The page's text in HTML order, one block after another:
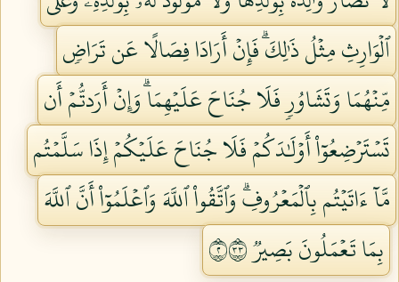
ٱلۡوَارِثِ مِثۡلُ ذَٰلِكَۗ فَإِنۡ أَرَادَا فِصَالًا عَن تَرَاضٖ
مِّنۡهُمَا وَتَشَاوُرٖ فَلَا جُنَاحَ عَلَيۡهِمَاۗ وَإِنۡ أَرَدتُّمۡ أَن
تَسۡتَرۡضِعُوٓاْ أَوۡلَٰدَكُمۡ فَلَا جُنَاحَ عَلَيۡكُمۡ إِذَا سَلَّمۡتُم
مَّآ ءَاتَيۡتُم بِٱلۡمَعۡرُوفِۗ وَٱتَّقُواْ ٱللَّهَ وَٱعۡلَمُوٓاْ أَنَّ ٱللَّهَ
بِمَا تَعۡمَلُونَ بَصِيرٞ ٢٣٣